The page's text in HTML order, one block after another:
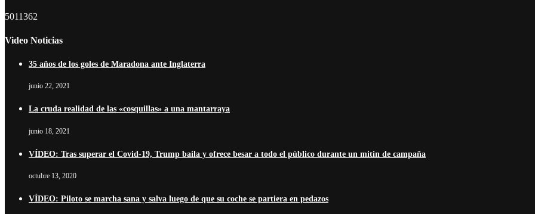
5011362
Video Noticias
35 años de los goles de Maradona ante Inglaterra
junio 22, 2021
La cruda realidad de las «cosquillas» a una mantarraya
junio 18, 2021
VÍDEO: Tras superar el Covid-19, Trump baila y ofrece besar a todo el público durante un mitin de campaña
octubre 13, 2020
VÍDEO: Piloto se marcha sana y salva luego de que su coche se partiera en pedazos